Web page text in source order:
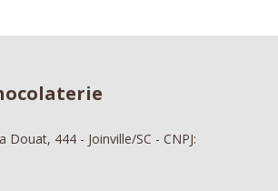
Douat, 444 - Joinville/SC - CNPJ: